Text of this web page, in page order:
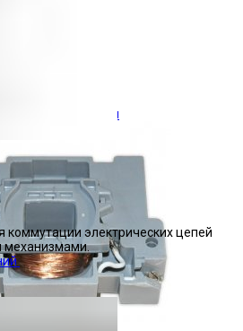
перенапряжения
коммутации электрических цепей
механизмами.